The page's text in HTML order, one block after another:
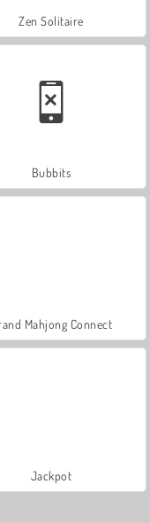
Zen Solitaire
Bubbits
Mahjong Connect
Jackpot